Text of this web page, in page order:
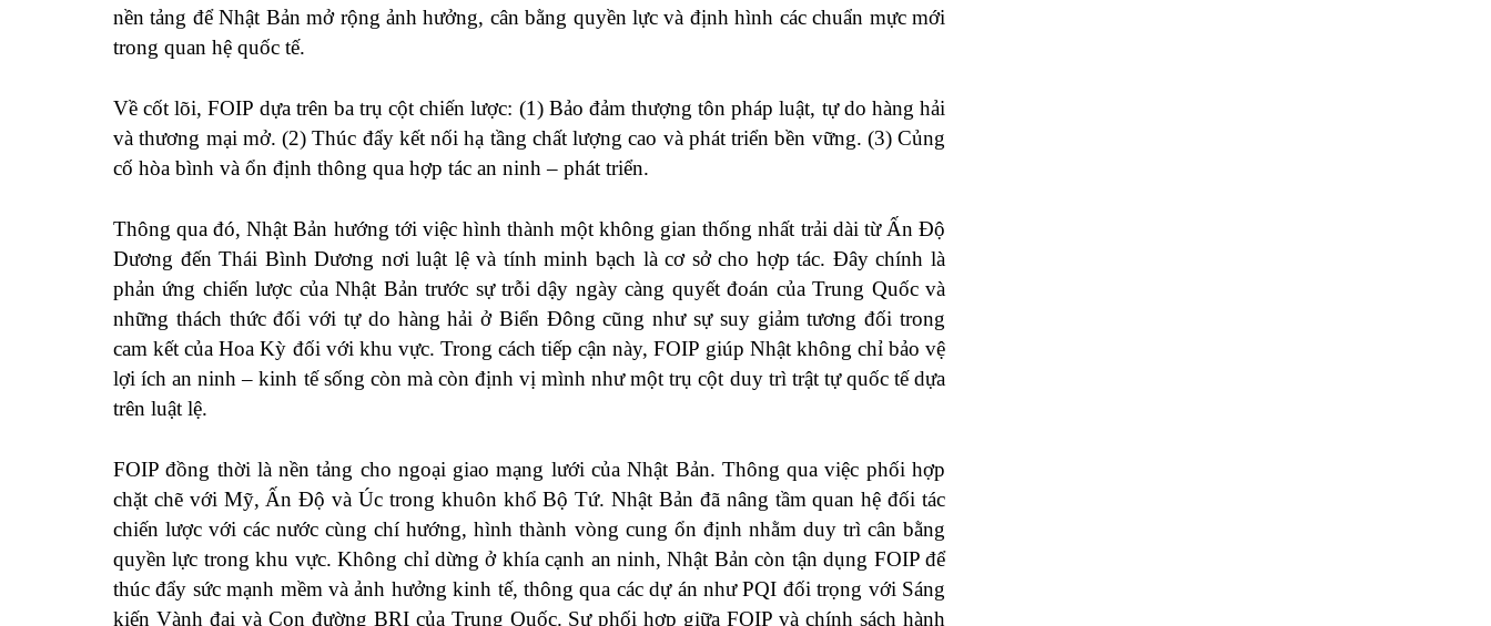
nền tảng để Nhật Bản mở rộng ảnh hưởng, cân bằng quyền lực và định hình các chuẩn mực mới
trong quan hệ quốc tế.
Về cốt lõi, FOIP dựa trên ba trụ cột chiến lược: (1) Bảo đảm thượng tôn pháp luật, tự do hàng hải
và thương mại mở. (2) Thúc đẩy kết nối hạ tầng chất lượng cao và phát triển bền vững. (3) Củng
cố hòa bình và ổn định thông qua hợp tác an ninh – phát triển.
Thông qua đó, Nhật Bản hướng tới việc hình thành một không gian thống nhất trải dài từ Ấn Độ
Dương đến Thái Bình Dương nơi luật lệ và tính minh bạch là cơ sở cho hợp tác. Đây chính là
phản ứng chiến lược của Nhật Bản trước sự trỗi dậy ngày càng quyết đoán của Trung Quốc và
những thách thức đối với tự do hàng hải ở Biển Đông cũng như sự suy giảm tương đối trong
cam kết của Hoa Kỳ đối với khu vực. Trong cách tiếp cận này, FOIP giúp Nhật không chỉ bảo vệ
lợi ích an ninh – kinh tế sống còn mà còn định vị mình như một trụ cột duy trì trật tự quốc tế dựa
trên luật lệ.
FOIP đồng thời là nền tảng cho ngoại giao mạng lưới của Nhật Bản. Thông qua việc phối hợp
chặt chẽ với Mỹ, Ấn Độ và Úc trong khuôn khổ Bộ Tứ. Nhật Bản đã nâng tầm quan hệ đối tác
chiến lược với các nước cùng chí hướng, hình thành vòng cung ổn định nhằm duy trì cân bằng
quyền lực trong khu vực. Không chỉ dừng ở khía cạnh an ninh, Nhật Bản còn tận dụng FOIP để
thúc đẩy sức mạnh mềm và ảnh hưởng kinh tế, thông qua các dự án như PQI đối trọng với Sáng
kiến Vành đai và Con đường BRI của Trung Quốc. Sự phối hợp giữa FOIP và chính sách hành